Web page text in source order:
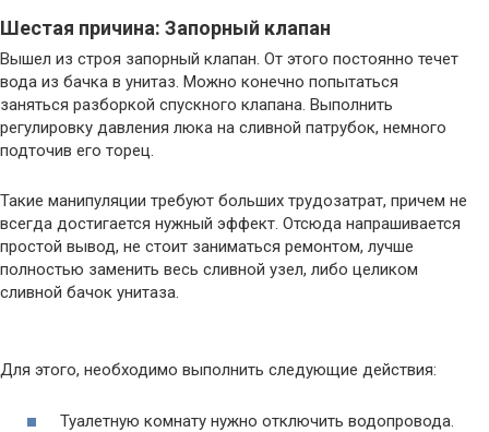
Шестая причина: Запорный клапан
Вышел из строя запорный клапан. От этого постоянно течет
вода из бачка в унитаз. Можно конечно попытаться
заняться разборкой спускного клапана. Выполнить
регулировку давления люка на сливной патрубок, немного
подточив его торец.
Такие манипуляции требуют больших трудозатрат, причем не
всегда достигается нужный эффект. Отсюда напрашивается
простой вывод, не стоит заниматься ремонтом, лучше
полностью заменить весь сливной узел, либо целиком
сливной бачок унитаза.
Для этого, необходимо выполнить следующие действия:
Туалетную комнату нужно отключить водопровода.